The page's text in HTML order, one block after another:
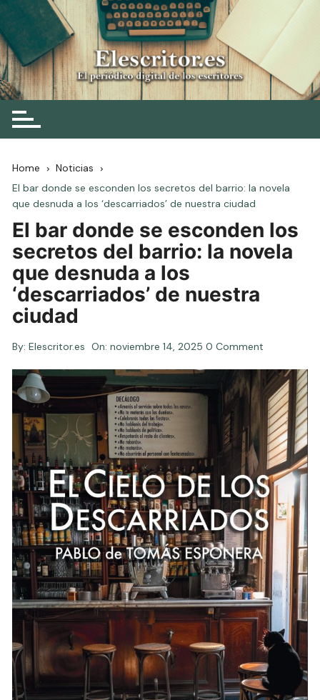
Skip
to
content
Elescritor.es
El periódico digital de los escritores
Home
Noticias
El bar donde se esconden los secretos del barrio: la novela
que desnuda a los ‘descarriados’ de nuestra ciudad
El bar donde se esconden los
secretos del barrio: la novela
que desnuda a los
‘descarriados’ de nuestra
ciudad
By: Elescritor.es On:noviembre 14, 2025 0 Comment